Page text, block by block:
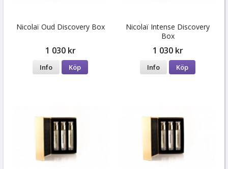
Nicolaï Oud Discovery Box
1 030 kr
Info Köp
Nicolaï Intense Discovery
Box
1 030 kr
Info Köp